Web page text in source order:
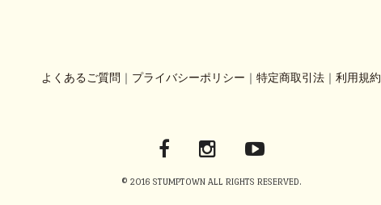
よくあるご質問 プライバシーポリシー 特定商取引法 利用規約
© 2016 STUMPTOWN ALL RIGHTS RESERVED.